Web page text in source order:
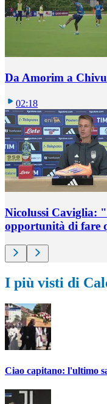
Da Amorim a Chivu
02:18
Nicolussi Caviglia:
opportunità di fare
I più visti di
Ciao capitano: l'ultimo